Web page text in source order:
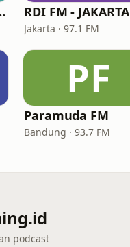
Indonesia) RDI FM - JAKARTA
Jakarta · 97.1 FM
PF
Paramuda FM
Bandung · 93.7 FM
podcast